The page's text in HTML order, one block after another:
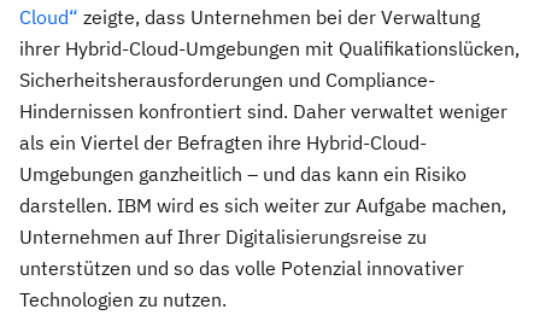
Cloud“ zeigte, dass Unternehmen bei der Verwaltung
ihrer Hybrid-Cloud-Umgebungen mit Qualifikationslücken,
Sicherheitsherausforderungen und Compliance-
Hindernissen konfrontiert sind. Daher verwaltet weniger
als ein Viertel der Befragten ihre Hybrid-Cloud-
Umgebungen ganzheitlich – und das kann ein Risiko
darstellen. IBM wird es sich weiter zur Aufgabe machen,
Unternehmen auf Ihrer Digitalisierungsreise zu
unterstützen und so das volle Potenzial innovativer
Technologien zu nutzen.